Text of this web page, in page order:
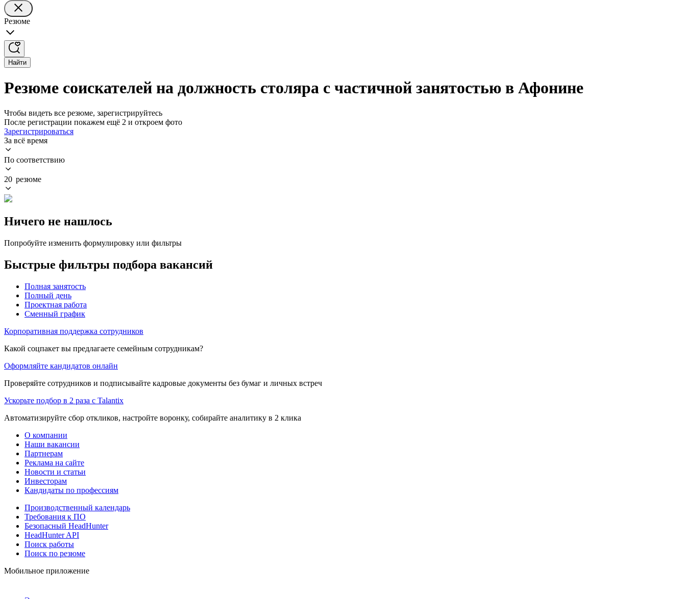
Резюме
Найти
Резюме соискателей на должность столяра с частичной занятостью в Афонине
Чтобы видеть все резюме, зарегистрируйтесь
После регистрации покажем ещё 2 и откроем фото
Зарегистрироваться
За всё время
По соответствию
20 резюме
Ничего не нашлось
Попробуйте изменить формулировку или фильтры
Быстрые фильтры подбора вакансий
Полная занятость
Полный день
Проектная работа
Сменный график
Корпоративная поддержка сотрудников
Какой соцпакет вы предлагаете семейным сотрудникам?
Оформляйте кандидатов онлайн
Проверяйте сотрудников и подписывайте кадровые документы без бумаг и личных встреч
Ускорьте подбор в 2 раза с Talantix
Автоматизируйте сбор откликов, настройте воронку, собирайте аналитику в 2 клика
О компании
Наши вакансии
Партнерам
Реклама на сайте
Новости и статьи
Инвесторам
Кандидаты по профессиям
Производственный календарь
Требования к ПО
Безопасный HeadHunter
HeadHunter API
Поиск работы
Поиск по резюме
Мобильное приложение